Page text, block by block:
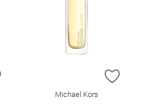
ZUR WUNSCHLISTE HINZUFÜGEN
ZUR
Michael Kors